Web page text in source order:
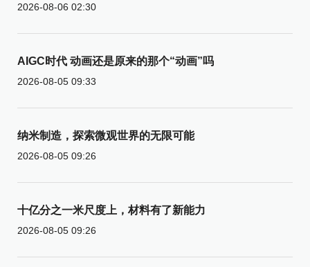
2026-08-06 02:30
AIGC时代 动画还是原来的那个“动画”吗
2026-08-05 09:33
纳米制造，探索微观世界的无限可能
2026-08-05 09:26
十亿分之一米尺度上，材料有了新能力
2026-08-05 09:26